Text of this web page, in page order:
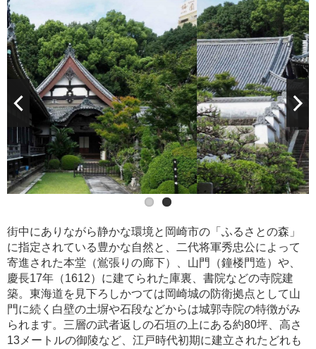
街中にありながら静かな環境と岡崎市の「ふるさとの森」
に指定されている豊かな自然と、二代将軍秀忠公によって
寄進された本堂（鴬張りの廊下）、山門（鐘楼門造）や、
慶長17年（1612）に建てられた庫裏、書院などの寺院建
築。東海道を見下ろしかつては岡崎城の防衛拠点として山
門に続く白壁の土塀や石段などからは城郭寺院の特徴がみ
られます。三層の武者返しの石垣の上にある約80坪、高さ
13メートルの御陵など、江戸時代初期に建立されたどれも